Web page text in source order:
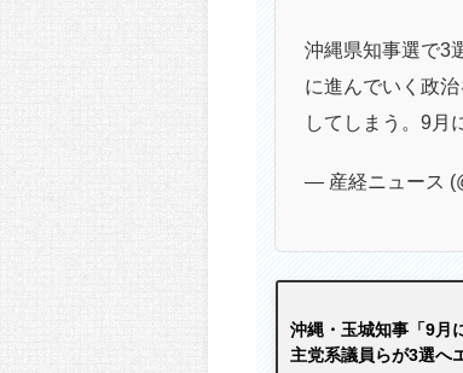
沖縄県知事選で3
に進んでいく政
してしまう。9月
— 産経ニュース
沖縄・玉城知事「9月
主党系議員らが3選へ